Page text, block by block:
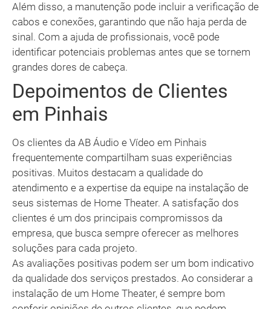
Além disso, a manutenção pode incluir a verificação de
cabos e conexões, garantindo que não haja perda de
sinal. Com a ajuda de profissionais, você pode
identificar potenciais problemas antes que se tornem
grandes dores de cabeça.
Depoimentos de Clientes
em Pinhais
Os clientes da AB Áudio e Vídeo em Pinhais
frequentemente compartilham suas experiências
positivas. Muitos destacam a qualidade do
atendimento e a expertise da equipe na instalação de
seus sistemas de Home Theater. A satisfação dos
clientes é um dos principais compromissos da
empresa, que busca sempre oferecer as melhores
soluções para cada projeto.
As avaliações positivas podem ser um bom indicativo
da qualidade dos serviços prestados. Ao considerar a
instalação de um Home Theater, é sempre bom